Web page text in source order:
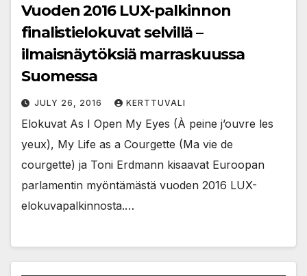
Vuoden 2016 LUX-palkinnon
finalistielokuvat selvillä –
ilmaisnäytöksiä marraskuussa
Suomessa
JULY 26, 2016 KERTTUVALI
Elokuvat As I Open My Eyes (À peine j’ouvre les
yeux), My Life as a Courgette (Ma vie de
courgette) ja Toni Erdmann kisaavat Euroopan
parlamentin myöntämästä vuoden 2016 LUX-
elokuvapalkinnosta.…